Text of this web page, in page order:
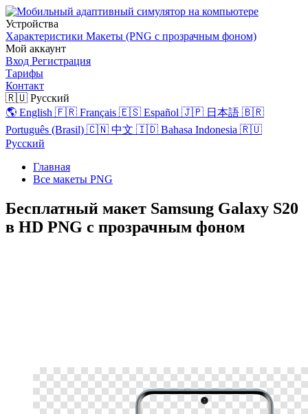
Устройства
Характеристики Макеты (PNG с прозрачным фоном)
Мой аккаунт
Вход Регистрация
Тарифы
Контакт
🇷🇺 Русский
🌎 English 🇫🇷 Français 🇪🇸 Español 🇯🇵 日本語 🇧🇷
Português (Brasil) 🇨🇳 中文 🇮🇩 Bahasa Indonesia 🇷🇺
Русский
Главная
Все макеты PNG
Бесплатный макет Samsung Galaxy S20
в HD PNG с прозрачным фоном